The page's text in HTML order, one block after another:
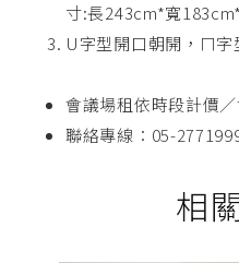
寸:長243cm*寬
U字型開口朝開，ㄇ字
會議場租依時段計價
聯絡專線：05-
相